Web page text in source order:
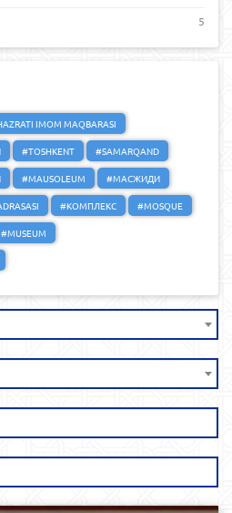
5
IMOM MAQBARASI
#TOSHKENT
#SAMARQAND
#MAUSOLEUM
#МАСЖИДИ
#КОМПЛЕКС
#MOSQUE
#MUSEUM